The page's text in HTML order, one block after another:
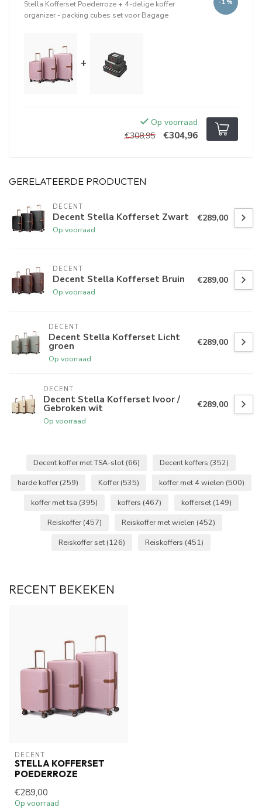
Stella Kofferset Poederroze + 4-delige koffer
organizer - packing cubes set voor Bagage
-1%
+
Op voorraad
€308,95
€304,96
GERELATEERDE PRODUCTEN
DECENT
Decent Stella Kofferset Zwart
Op voorraad
€289,00
DECENT
Decent Stella Kofferset Bruin
Op voorraad
€289,00
DECENT
Decent Stella Kofferset Licht
groen
Op voorraad
€289,00
DECENT
Decent Stella Kofferset Ivoor /
Gebroken wit
Op voorraad
€289,00
Decent koffer met TSA-slot (66) Decent koffers (352)
harde koffer (259) Koffer (535) koffer met 4 wielen (500)
koffer met tsa (395) koffers (467) kofferset (149)
Reiskoffer (457) Reiskoffer met wielen (452)
Reiskoffer set (126) Reiskoffers (451)
RECENT BEKEKEN
DECENT
STELLA KOFFERSET
POEDERROZE
€289,00
Op voorraad